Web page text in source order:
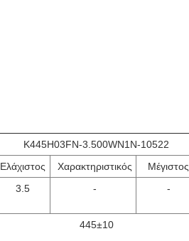
K445H03FN-3.500WN1N-10522
Ελάχιστος
Χαρακτηριστικός
Μέγιστος
3.5 - -
445±10